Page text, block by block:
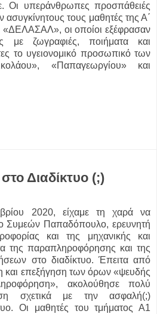
Οι υπεράνθρωπες προσπάθειές
τους μαθητές της Α΄
«ΔΕΛΑΣΑΛ», οι οποίοι εξέφρασαν
με ζωγραφιές, ποιήματα και
το υγειονομικό προσωπικό των
«Παπαγεωργίου» και
στο Διαδίκτυο (;)
2020, είχαμε τη χαρά να
Συμεών Παπαδόπουλο, ερευνητή
και της μηχανικής και
της παραπληροφόρησης και της
στο διαδίκτυο. Έπειτα από
και επεξήγηση των όρων «ψευδής
ακολούθησε πολύ
σχετικά με την ασφαλή(;)
Οι μαθητές του τμήματος Α1